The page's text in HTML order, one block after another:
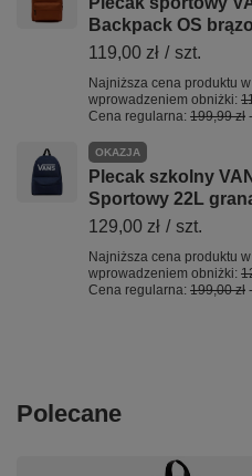
Backpack OS
119,00 zł / szt.
Najniższa cena produktu
wprowadzeniem obniżki:
Cena regularna: 199,99 zł
OKAZJA
Plecak szkolny
Sportowy 22L
129,00 zł / szt.
Najniższa cena produktu
wprowadzeniem obniżki:
Cena regularna: 199,00 zł
Polecane